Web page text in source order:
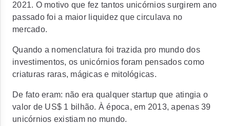
2021. O motivo que fez tantos unicórnios surgirem ano
passado foi a maior liquidez que circulava no
mercado.
Quando a nomenclatura foi trazida pro mundo dos
investimentos, os unicórnios foram pensados como
criaturas raras, mágicas e mitológicas.
De fato eram: não era qualquer startup que atingia o
valor de US$ 1 bilhão. À época, em 2013, apenas 39
unicórnios existiam no mundo.